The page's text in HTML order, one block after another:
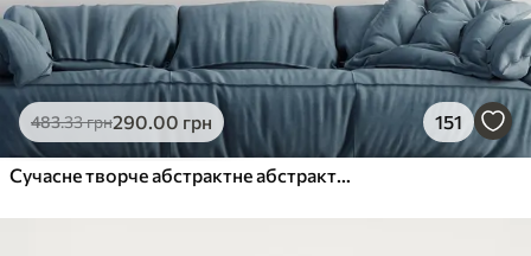
483.33грн290.00 грн 151
Сучасне творче абстрактне абстрактне настінне мистецтво